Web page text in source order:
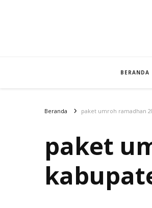
BERANDA
Beranda paket umroh ramadhan
paket